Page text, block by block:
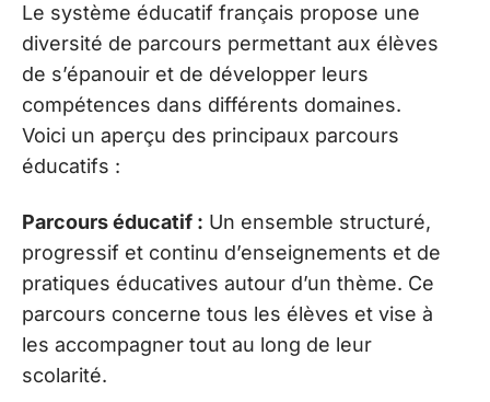
Le système éducatif français propose une
diversité de parcours permettant aux élèves
de s’épanouir et de développer leurs
compétences dans différents domaines.
Voici un aperçu des principaux parcours
éducatifs :
Parcours éducatif : Un ensemble structuré,
progressif et continu d’enseignements et de
pratiques éducatives autour d’un thème. Ce
parcours concerne tous les élèves et vise à
les accompagner tout au long de leur
scolarité.